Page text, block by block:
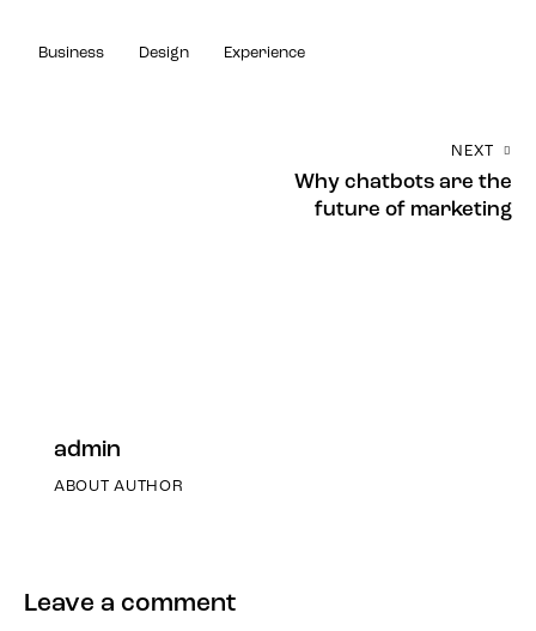
Business Design Experience
NEXT
Why chatbots are the
future of marketing
admin
ABOUT AUTHOR
Leave a comment